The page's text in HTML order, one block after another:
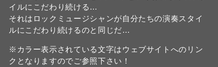
イルにこだわり続ける…
それはロックミュージシャンが自分たちの演奏スタイ
ルにこだわり続けるのと同じだ…
※カラー表示されている文字はウェブサイトへのリン
クとなりますのでご参照下さい！